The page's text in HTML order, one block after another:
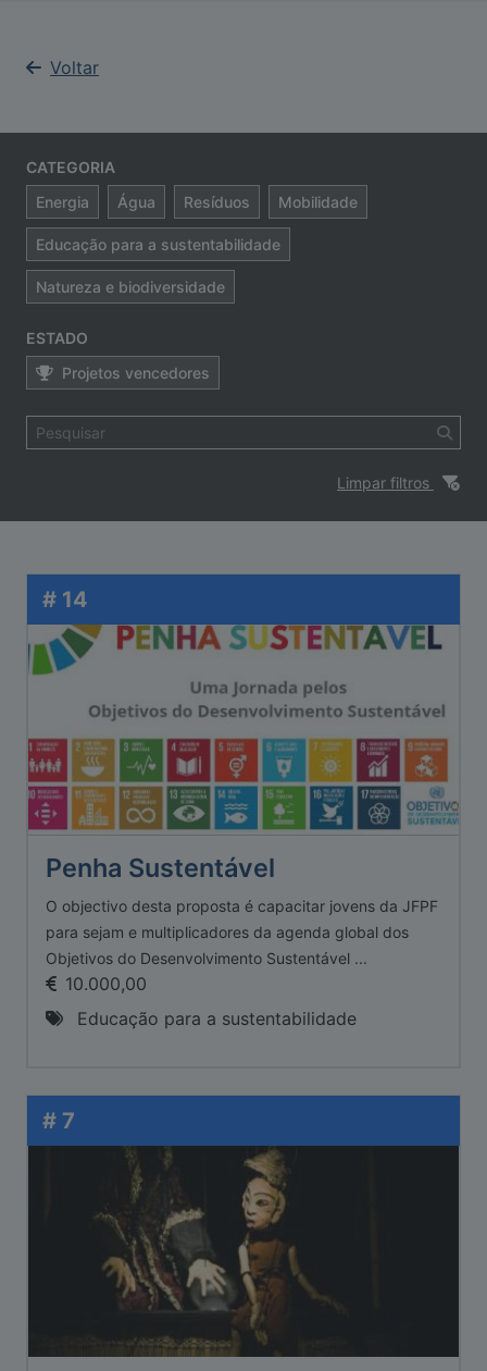
Voltar
CATEGORIA
Energia
Água Resíduos Mobilidade
Educação para a sustentabilidade
Natureza e biodiversidade
ESTADO
Projetos vencedores
Limpar filtros
# 14
Penha Sustentável
O objectivo desta proposta é capacitar jovens da JFPF
para sejam e multiplicadores da agenda global dos
Objetivos do Desenvolvimento Sustentável ...
10.000,00
Educação para a sustentabilidade
# 7